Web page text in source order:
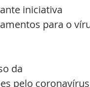
iniciativa
para o
da
pelo